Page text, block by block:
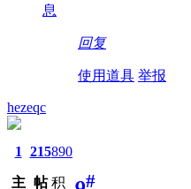
息
回复
使用道具 举报
hezeqc
1
主
215
帖
890
积
#